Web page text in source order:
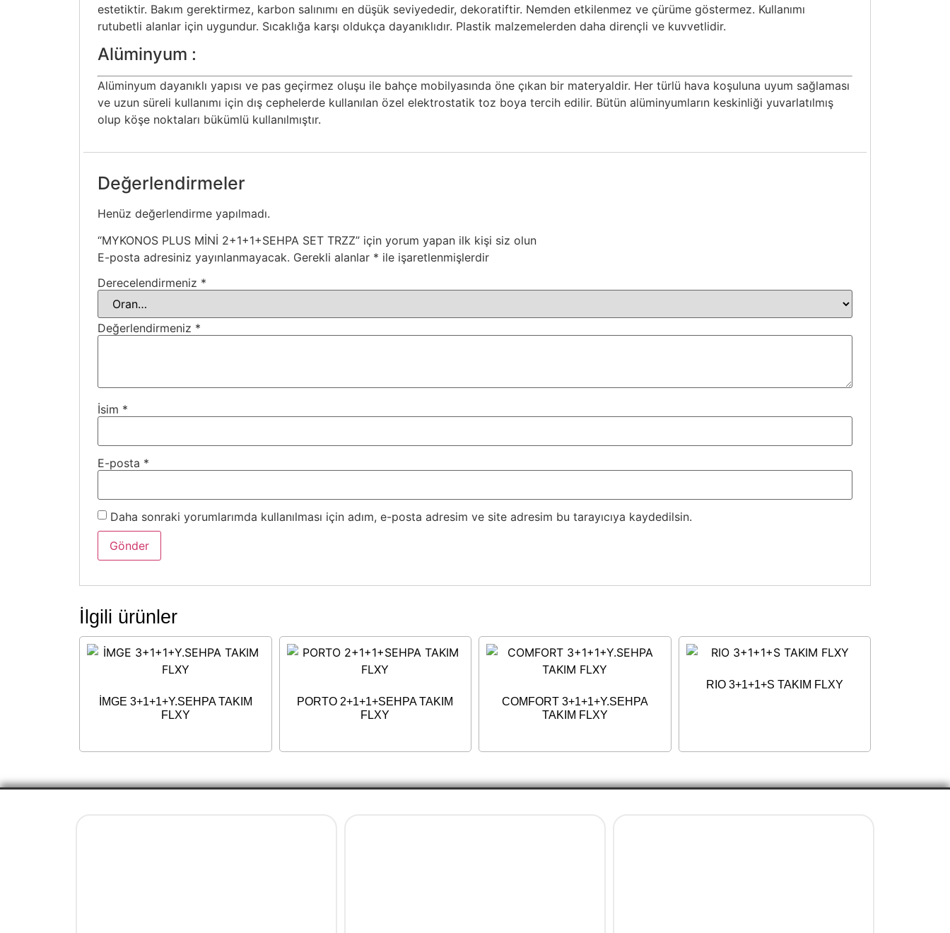
estetiktir. Bakım gerektirmez, karbon salınımı en düşük seviyededir, dekoratiftir. Nemden etkilenmez ve çürüme göstermez. Kullanımı
rutubetli alanlar için uygundur. Sıcaklığa karşı oldukça dayanıklıdır. Plastik malzemelerden daha dirençli ve kuvvetlidir.
Alüminyum :
Alüminyum dayanıklı yapısı ve pas geçirmez oluşu ile bahçe mobilyasında öne çıkan bir materyaldir. Her türlü hava koşuluna uyum sağlaması
ve uzun süreli kullanımı için dış cephelerde kullanılan özel elektrostatik toz boya tercih edilir. Bütün alüminyumların keskinliği yuvarlatılmış
olup köşe noktaları bükümlü kullanılmıştır.
Değerlendirmeler
Henüz değerlendirme yapılmadı.
“MYKONOS PLUS MİNİ 2+1+1+SEHPA SET TRZZ” için yorum yapan ilk kişi siz olun
E-posta adresiniz yayınlanmayacak. Gerekli alanlar * ile işaretlenmişlerdir
Derecelendirmeniz *
Değerlendirmeniz *
İsim *
E-posta *
Daha sonraki yorumlarımda kullanılması için adım, e-posta adresim ve site adresim bu tarayıcıya kaydedilsin.
İlgili ürünler
İMGE 3+1+1+Y.SEHPA TAKIM
FLXY
PORTO 2+1+1+SEHPA TAKIM
FLXY
COMFORT 3+1+1+Y.SEHPA
TAKIM FLXY
RIO 3+1+1+S TAKIM FLXY